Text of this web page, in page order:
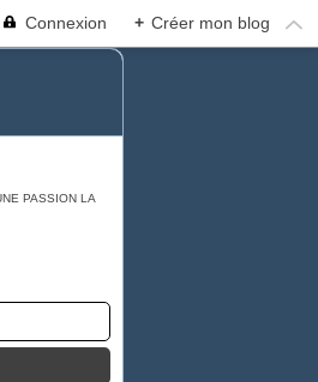
Connexion + Créer mon blog
PASSION LA